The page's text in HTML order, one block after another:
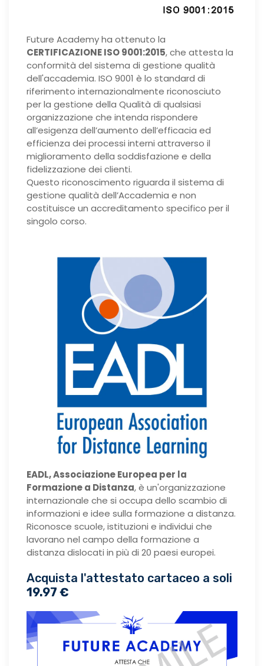
Future Academy ha ottenuto la
CERTIFICAZIONE ISO 9001:2015, che attesta la
conformità del sistema di gestione qualità
dell'accademia. ISO 9001 è lo standard di
riferimento internazionalmente riconosciuto
per la gestione della Qualità di qualsiasi
organizzazione che intenda rispondere
all’esigenza dell’aumento dell’efficacia ed
efficienza dei processi interni attraverso il
miglioramento della soddisfazione e della
fidelizzazione dei clienti.
Questo riconoscimento riguarda il sistema di
gestione qualità dell’Accademia e non
costituisce un accreditamento specifico per il
singolo corso.
EADL, Associazione Europea per la
Formazione a Distanza, è un'organizzazione
internazionale che si occupa dello scambio di
informazioni e idee sulla formazione a distanza.
Riconosce scuole, istituzioni e individui che
lavorano nel campo della formazione a
distanza dislocati in più di 20 paesi europei.
Acquista l'attestato cartaceo a soli
19.97 €